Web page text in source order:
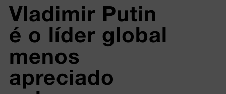
Vladimir Putin
é o líder global
menos
apreciado